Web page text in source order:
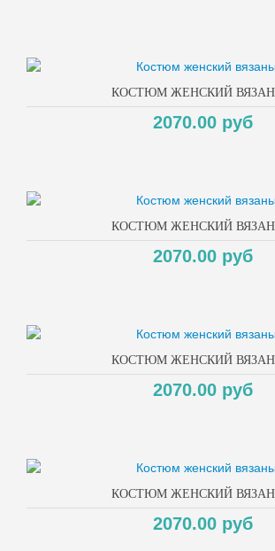
КОСТЮМ ЖЕНСКИЙ
2070.00 руб
КОСТЮМ ЖЕНСКИЙ
2070.00 руб
КОСТЮМ ЖЕНСКИЙ
2070.00 руб
КОСТЮМ ЖЕНСКИЙ
2070.00 руб